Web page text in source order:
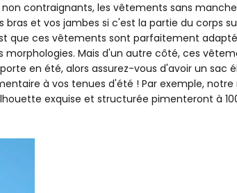
contraignants, les vêtements sans
et vos jambes si c'est la partie du corps
que ces vêtements sont parfaitement
Mais d'un autre côté, ces
en été, alors assurez-vous d'avoir un sac
à vos tenues d'été ! Par exemple,
exquise et structurée pimenteront à